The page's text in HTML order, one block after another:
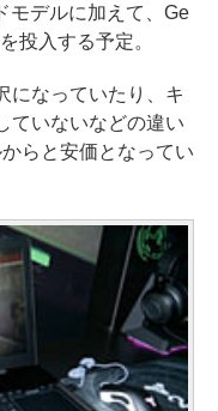
モデルに加えて、Ge
投入する予定。
なっていたり、キ
ていないなどの違い
らと安価となってい